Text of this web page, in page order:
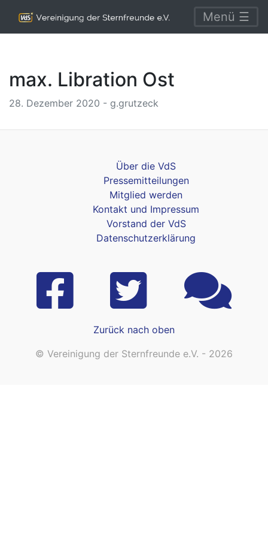
Menü ☰
max. Libration Ost
28. Dezember 2020 - g.grutzeck
Über die VdS
Pressemitteilungen
Mitglied werden
Kontakt und Impressum
Vorstand der VdS
Datenschutzerklärung
Zurück nach oben
© Vereinigung der Sternfreunde e.V. - 2026